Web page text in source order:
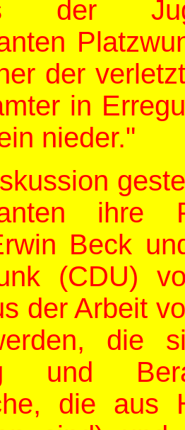
der
der
in
nieder."
ihre
Beck
(CDU)
der Arbeit
die
und
die aus